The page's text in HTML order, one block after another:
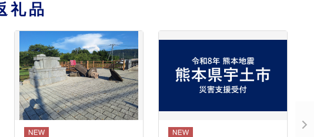
礼品